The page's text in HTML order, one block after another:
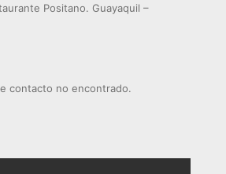
Positano. Guayaquil –
contacto no encontrado.